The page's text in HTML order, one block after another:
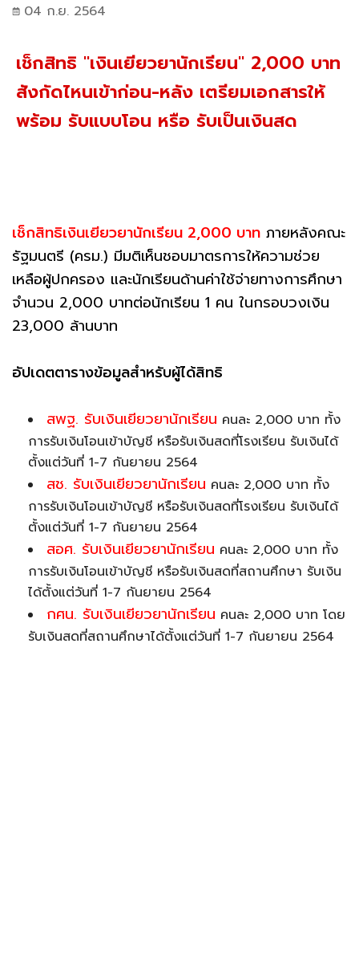
04 ก.ย. 2564
เช็กสิทธิ "เงินเยียวยานักเรียน" 2,000 บาท
สังกัดไหนเข้าก่อน-หลัง เตรียมเอกสารให้
พร้อม รับแบบโอน หรือ รับเป็นเงินสด
เช็กสิทธิเงินเยียวยานักเรียน 2,000 บาท ภายหลังคณะ
รัฐมนตรี (ครม.) มีมติเห็นชอบมาตรการให้ความช่วย
เหลือผู้ปกครอง และนักเรียนด้านค่าใช้จ่ายทางการศึกษา
จำนวน 2,000 บาทต่อนักเรียน 1 คน ในกรอบวงเงิน
23,000 ล้านบาท
อัปเดตตารางข้อมูลสำหรับผู้ได้สิทธิ
สพฐ. รับเงินเยียวยานักเรียน คนละ 2,000 บาท ทั้ง
การรับเงินโอนเข้าบัญชี หรือรับเงินสดที่โรงเรียน รับเงินได้
ตั้งแต่วันที่ 1-7 กันยายน 2564
สช. รับเงินเยียวยานักเรียน คนละ 2,000 บาท ทั้ง
การรับเงินโอนเข้าบัญชี หรือรับเงินสดที่โรงเรียน รับเงินได้
ตั้งแต่วันที่ 1-7 กันยายน 2564
สอศ. รับเงินเยียวยานักเรียน คนละ 2,000 บาท ทั้ง
การรับเงินโอนเข้าบัญชี หรือรับเงินสดที่สถานศึกษา รับเงิน
ได้ตั้งแต่วันที่ 1-7 กันยายน 2564
กศน. รับเงินเยียวยานักเรียน คนละ 2,000 บาท โดย
รับเงินสดที่สถานศึกษาได้ตั้งแต่วันที่ 1-7 กันยายน 2564